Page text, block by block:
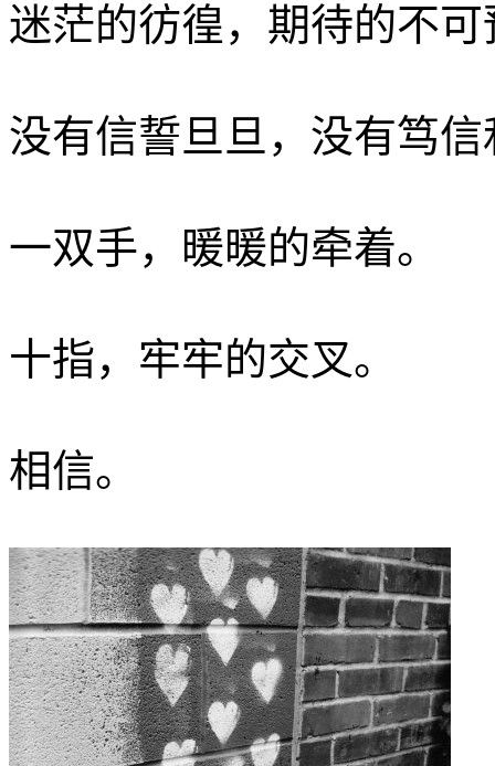
迷茫的彷徨，期待的不可
没有信誓旦旦，没有笃
一双手，暖暖的牵着。
十指，牢牢的交叉。
相信。­